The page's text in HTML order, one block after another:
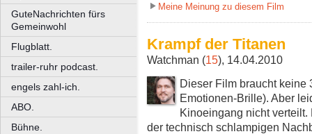
GuteNachrichten fürs
Gemeinwohl
Flugblatt.
trailer-ruhr podcast.
engels zahl-ich.
ABO.
Bühne.
Meine Meinung zu diesem Film
Krampf der Titanen
Watchman (15), 14.04.2010
Dieser Film braucht keine
Emotionen-Brille). Aber
Kinoeingang nicht
der technisch schlampigen